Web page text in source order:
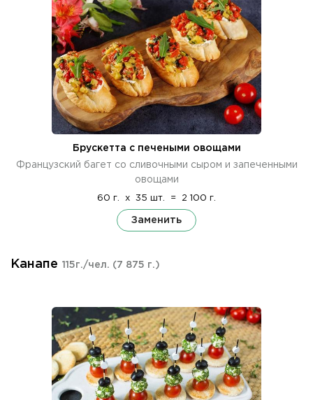
Брускетта с печеными овощами
Французский багет со сливочными сыром и запеченными
овощами
60 г. x 35 шт. = 2 100 г.
Заменить
Канапе 115г./чел. (7 875 г.)